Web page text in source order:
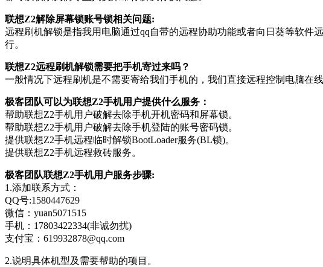
联想Z2解除屏幕锁账号锁相关问题:
远程刷机解锁是指我用电脑通过qq自带的远程协助功能或者向日葵等软
行。
联想Z2远程刷机解锁需要把手机寄过来吗？
一般情况下远程刷机是不需要寄给我们手机的，我们直接远程控制电脑在线
极客团队可以为联想Z2手机用户提供什么服务：
帮助联想Z2手机用户破解去除手机开机密码和屏幕锁。
帮助联想Z2手机用户破解去除手机登陆的账号密码锁。
提供联想Z2手机远程临时解锁BootLoader服务(BL锁)。
提供联想Z2手机远程救砖服务。
极客团队联想Z2手机用户服务步骤:
1.添加联系方式：
QQ号:1580447629
微信：yuan5071515
手机：17803422334(非诚勿扰)
支付宝：619932878@qq.com
2.说明具体机型及需要帮助的项目。